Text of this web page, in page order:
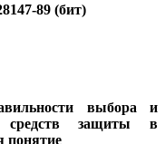
89 (бит)
выбора и
средств защиты в
понятие